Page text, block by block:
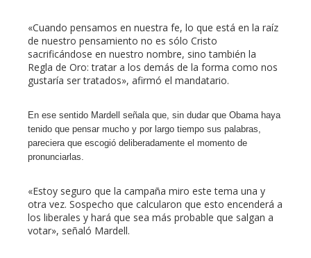
«Cuando pensamos en nuestra fe, lo que está en la raíz
de nuestro pensamiento no es sólo Cristo
sacrificándose en nuestro nombre, sino también la
Regla de Oro: tratar a los demás de la forma como nos
gustaría ser tratados», afirmó el mandatario.
En ese sentido Mardell señala que, sin dudar que Obama haya
tenido que pensar mucho y por largo tiempo sus palabras,
pareciera que escogió deliberadamente el momento de
pronunciarlas.
«Estoy seguro que la campaña miro este tema una y
otra vez. Sospecho que calcularon que esto encenderá a
los liberales y hará que sea más probable que salgan a
votar», señaló Mardell.